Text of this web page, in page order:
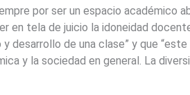
por ser un espacio académico
en tela de juicio la idoneidad
desarrollo de una clase” y que
y la sociedad en general. La